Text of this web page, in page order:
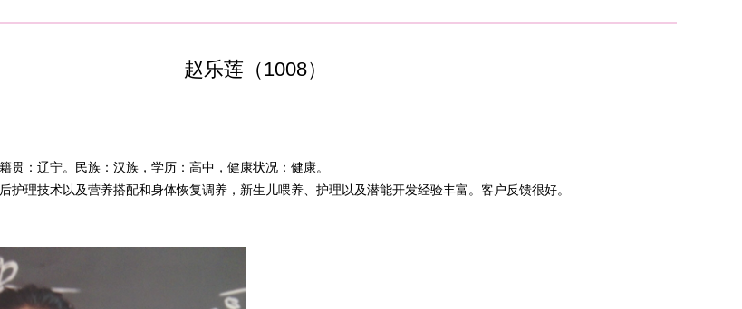
赵乐莲（1008）
贯：辽宁。民族：汉族，学历：高中，健康状况：健康。
护理技术以及营养搭配和身体恢复调养，新生儿喂养、护理以及潜能开发经验丰富。客户反馈很好。